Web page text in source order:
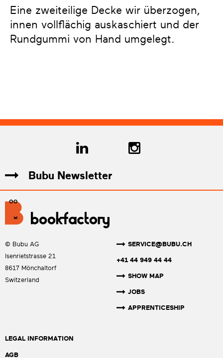
Eine zweiteilige Decke wir überzogen,
innen vollflächig auskaschiert und der
Rundgummi von Hand umgelegt.
Bubu Newsletter
© Bubu AG
Isenrietstrasse 21
8617 Mönchaltorf
Switzerland
SERVICE@BUBU.CH
+41 44 949 44 44
SHOW MAP
JOBS
APPRENTICESHIP
LEGAL INFORMATION
AGB